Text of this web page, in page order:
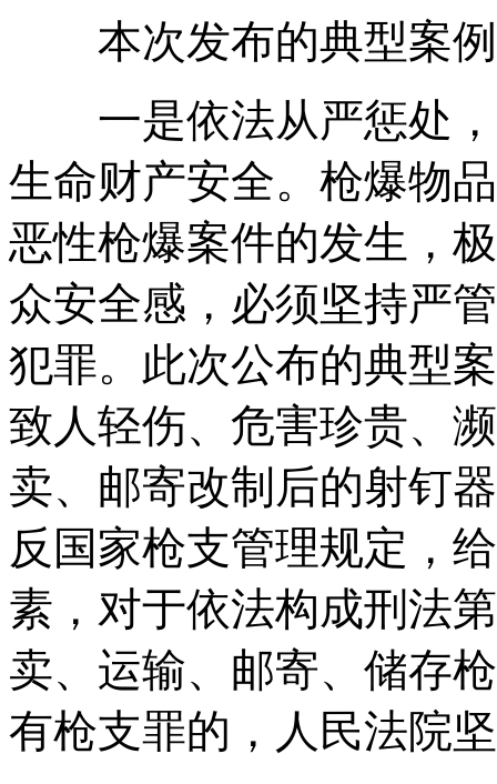
本次发布的典型案例
一是依法从严惩处，
生命财产安全。枪爆物
恶性枪爆案件的发生，
众安全感，必须坚持严
犯罪。此次公布的典型
致人轻伤、危害珍贵、
卖、邮寄改制后的射钉
反国家枪支管理规定，
素，对于依法构成刑法
卖、运输、邮寄、储存
有枪支罪的，人民法院